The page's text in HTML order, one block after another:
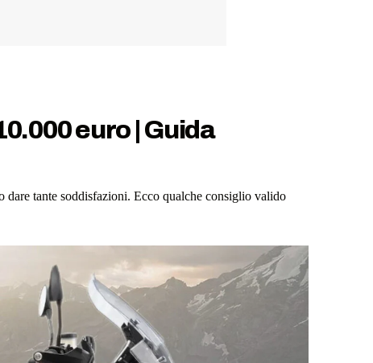
euro | Guida
tante soddisfazioni. Ecco qualche consiglio valido